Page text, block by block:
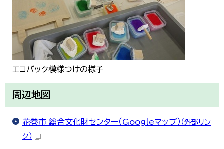
エコバック模様つけの様子
周辺地図
花巻市 総合文化財センター（Googleマップ） （外部リン
ク）